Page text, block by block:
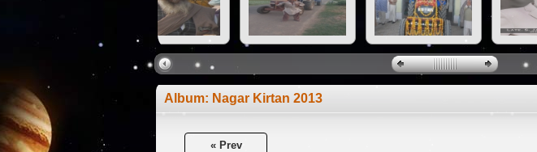
Album: Nagar Kirtan 2013
« Prev